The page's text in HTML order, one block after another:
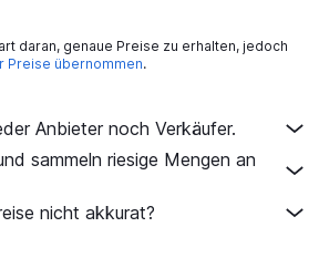
daran, genaue Preise zu erhalten, jedoch
Preise übernommen.
Anbieter noch Verkäufer.
sammeln riesige Mengen an
nicht akkurat?